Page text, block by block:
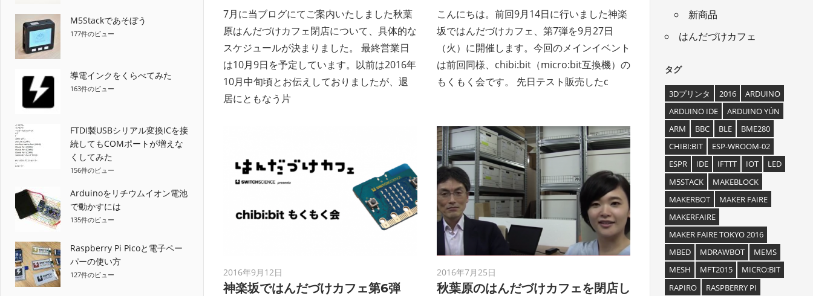
ガ
ジ
ン
7月に当ブログにてご案内いたしました秋葉
原はんだづけカフェ閉店について、具体的な
スケジュールが決まりました。 最終営業日
は10月9日を予定しています。以前は2016年
10月中旬頃とお伝えしておりましたが、退
居にともなう片
こんにちは。前回9月14日に行いました神楽
坂ではんだづけカフェ、第7弾を9月27日
（火）に開催します。今回のメインイベント
は前回同様、chibi:bit（micro:bit互換機）の
もくもく会です。 先日テスト販売したc
2016年9月12日
神楽坂ではんだづけカフェ第6弾
2016年7月25日
秋葉原のはんだづけカフェを閉店し
M5Stackであそぼう
177件のビュー
導電インクをくらべてみた
163件のビュー
FTDI製USBシリアル変換ICを接
続してもCOMポートが増えな
くしてみた
156件のビュー
Arduinoをリチウムイオン電池
で動かすには
135件のビュー
Raspberry Pi Picoと電子ペー
パーの使い方
127件のビュー
新商品
はんだづけカフェ
タグ
3Dプリンタ 2016
ARDUINO
ARDUINO IDE
ARDUINO YÚN
ARM
BBC BLE
BME280
CHIBI:BIT
ESP-WROOM-02
ESPR
IDE IFTTT IOT
LED
M5STACK
MAKEBLOCK
MAKERBOT
MAKER FAIRE
MAKERFAIRE
MAKER FAIRE TOKYO 2016
MBED
MDRAWBOT
MEMS
MESH
MFT2015
MICRO:BIT
RAPIRO
RASPBERRY PI